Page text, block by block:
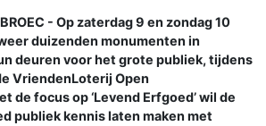
- Op zaterdag 9 en zondag 10
duizenden monumenten in
deuren voor het grote publiek, tijdens
VriendenLoterij Open
de focus op ‘Levend Erfgoed’ wil de
publiek kennis laten maken met